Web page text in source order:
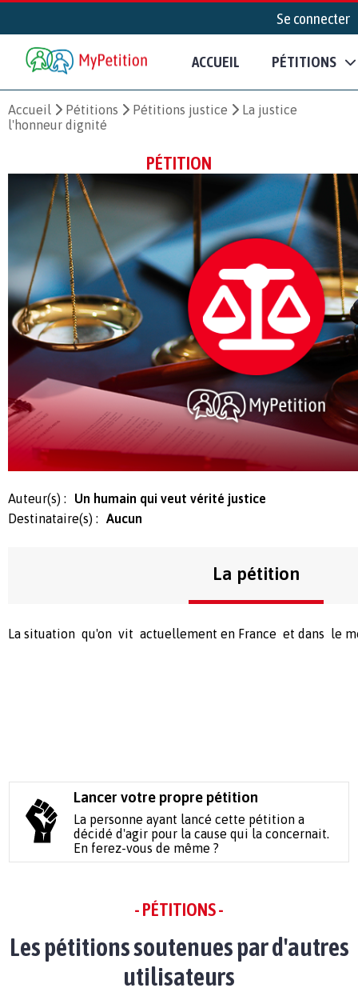
Se connecter
ACCUEIL PÉTITIONS
Accueil Pétitions Pétitions justice
La justice
l'honneur dignité
PÉTITION
Auteur(s) :
Un humain qui veut vérité justice
Destinataire(s) :
Aucun
La pétition
La situation qu'on vit actuellement en France et dans le
Lancer votre propre pétition
La personne ayant lancé cette pétition a
décidé d'agir pour la cause qui la concernait.
En ferez-vous de même ?
- PÉTITIONS -
Les pétitions soutenues par d'autres
utilisateurs